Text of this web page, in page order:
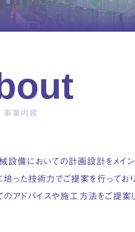
事業内容
設備においての計画設計をメイ
培った技術力でご提案を行ってお
のアドバイスや施工方法をご提案